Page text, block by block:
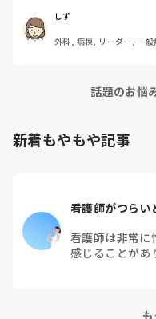
超勤の手当はもらえま
らえれば先輩達からブー
く定時過ぎには終わるに
備や予習をして挑みまし
容変更された経験のある
その場合給料も変更にな
しず
外科, 病棟, リーダー, 一般
話題のお悩
新着もやもや記事
看護師がつらい
看護師は非常に
感じることがあ